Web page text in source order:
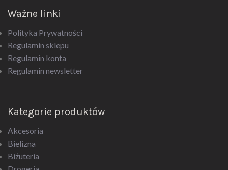
Ważne linki
Polityka Prywatności
Regulamin sklepu
Regulamin konta
Regulamin newsletter
Kategorie produktów
Akcesoria
Bielizna
Biżuteria